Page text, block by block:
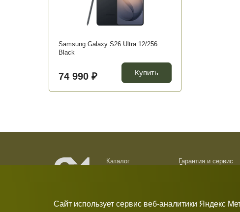
Samsung Galaxy S26 Ultra 12/256
Black
74 990 ₽ Купить
Каталог
Гарантия и сервис
Доставка и оплата
Сайт использует сервис веб-аналитики Яндекс